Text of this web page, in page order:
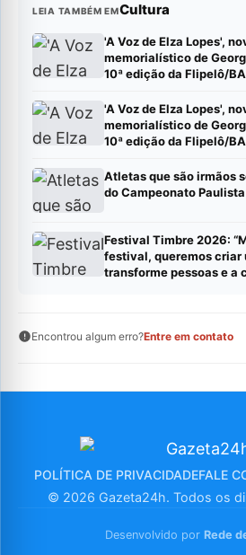
LEIA TAMBÉM EMCultura
'A Voz de Elza Lopes',
memorialístico de
10ª edição da Flipelô/
'A Voz de Elza Lopes',
memorialístico de
10ª edição da Flipelô/
Atletas que são irmãos
do Campeonato
Festival Timbre 2026:
festival, queremos criar
transforme pessoas e a
Encontrou algum erro?Entre em contato
POLÍTICA DE PRIVACIDADEFALE
© 2026 Gazeta24h. Todos os
Desenvolvido por Rede